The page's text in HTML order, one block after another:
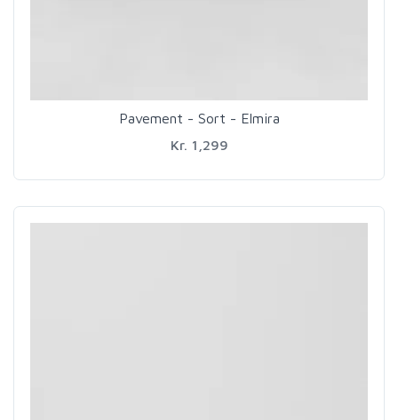
Pavement - Sort - Elmira
Kr. 1,299